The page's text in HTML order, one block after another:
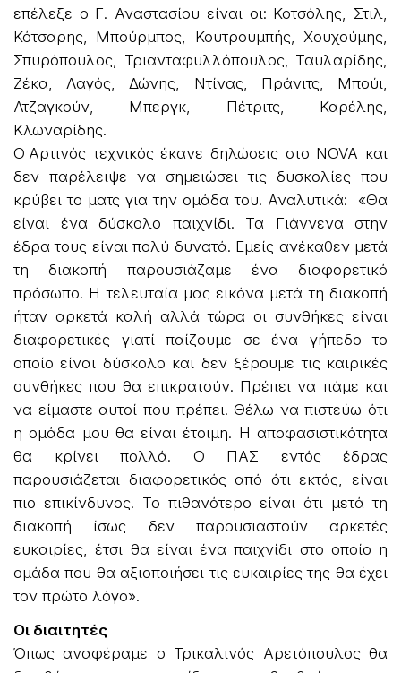
επέλεξε ο Γ. Αναστασίου είναι οι: Κοτσόλης, Στιλ,
Κότσαρης, Μπούρμπος, Κουτρουμπής, Χουχούμης,
Σπυρόπουλος, Τριανταφυλλόπουλος, Ταυλαρίδης,
Ζέκα, Λαγός, Δώνης, Ντίνας, Πράνιτς, Μπούι,
Ατζαγκούν, Μπεργκ, Πέτριτς, Καρέλης,
Κλωναρίδης.
Ο Αρτινός τεχνικός έκανε δηλώσεις στο NOVA και
δεν παρέλειψε να σημειώσει τις δυσκολίες που
κρύβει το ματς για την ομάδα του. Αναλυτικά: «Θα
είναι ένα δύσκολο παιχνίδι. Τα Γιάννενα στην
έδρα τους είναι πολύ δυνατά. Εμείς ανέκαθεν μετά
τη διακοπή παρουσιάζαμε ένα διαφορετικό
πρόσωπο. Η τελευταία μας εικόνα μετά τη διακοπή
ήταν αρκετά καλή αλλά τώρα οι συνθήκες είναι
διαφορετικές γιατί παίζουμε σε ένα γήπεδο το
οποίο είναι δύσκολο και δεν ξέρουμε τις καιρικές
συνθήκες που θα επικρατούν. Πρέπει να πάμε και
να είμαστε αυτοί που πρέπει. Θέλω να πιστεύω ότι
η ομάδα μου θα είναι έτοιμη. Η αποφασιστικότητα
θα κρίνει πολλά. Ο ΠΑΣ εντός έδρας
παρουσιάζεται διαφορετικός από ότι εκτός, είναι
πιο επικίνδυνος. Το πιθανότερο είναι ότι μετά τη
διακοπή ίσως δεν παρουσιαστούν αρκετές
ευκαιρίες, έτσι θα είναι ένα παιχνίδι στο οποίο η
ομάδα που θα αξιοποιήσει τις ευκαιρίες της θα έχει
τον πρώτο λόγο».
Οι διαιτητές
Όπως αναφέραμε ο Τρικαλινός Αρετόπουλος θα